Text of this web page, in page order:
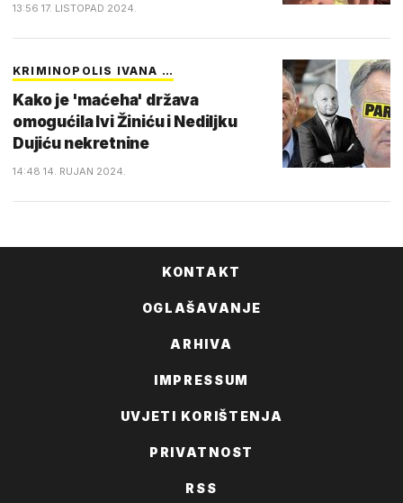
13:56 17. LISTOPAD 2024.
KRIMINOPOLIS IVANA …
Kako je 'maćeha' država
omogućila Ivi Žiniću i Nediljku
Dujiću nekretnine
14:48 14. RUJAN 2024.
KONTAKT
OGLAŠAVANJE
ARHIVA
IMPRESSUM
UVJETI KORIŠTENJA
PRIVATNOST
RSS